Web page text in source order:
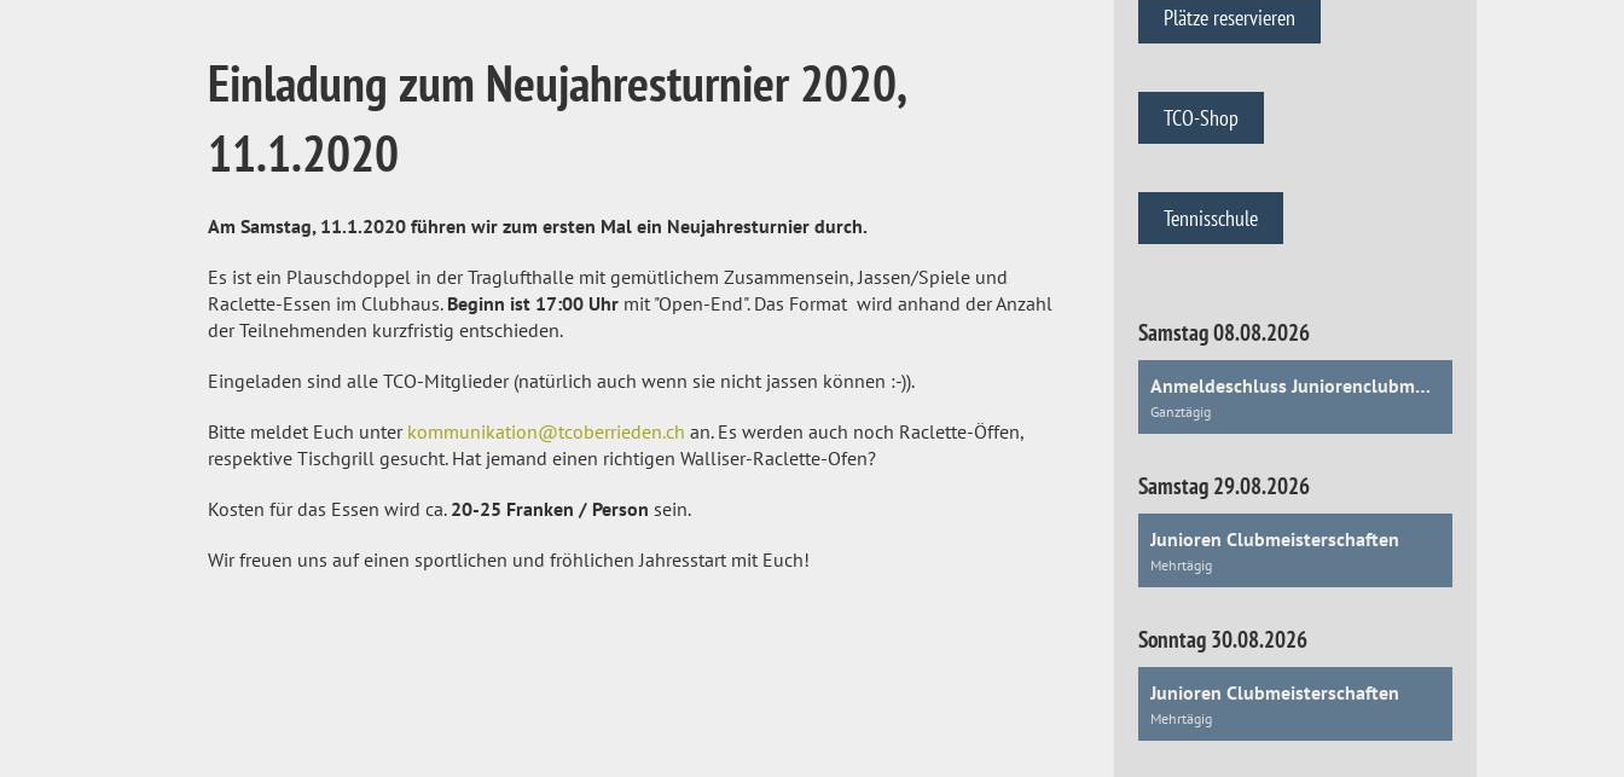
Einladung zum Neujahresturnier 2020,
11.1.2020
Am Samstag, 11.1.2020 führen wir zum ersten Mal ein Neujahresturnier durch.
Es ist ein Plauschdoppel in der Traglufthalle mit gemütlichem Zusammensein, Jassen/Spiele und
Raclette-Essen im Clubhaus. Beginn ist 17:00 Uhrmit "Open-End". Das Format wird anhand der Anzahl
der Teilnehmenden kurzfristig entschieden.
Eingeladen sind alle TCO-Mitglieder (natürlich auch wenn sie nicht jassen können :-)).
Bitte meldet Euch unter kommunikation@tcoberrieden.ch an. Es werden auch noch Raclette-Öffen,
respektive Tischgrill gesucht. Hat jemand einen richtigen Walliser-Raclette-Ofen?
Kosten für das Essen wird ca. 20-25 Franken / Person sein.
Wir freuen uns auf einen sportlichen und fröhlichen Jahresstart mit Euch!
Plätze reservieren
TCO-Shop
Tennisschule
Samstag 08.08.2026
Anmeldeschluss Juniorenclubmeisterschaften
Ganztägig
Samstag 29.08.2026
Junioren Clubmeisterschaften
Mehrtägig
Sonntag 30.08.2026
Junioren Clubmeisterschaften
Mehrtägig